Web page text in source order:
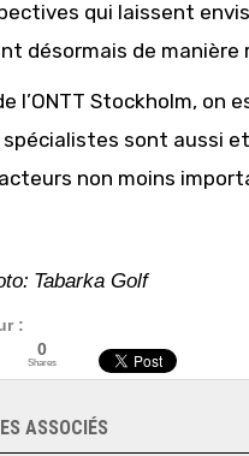
qui laissent
désormais de manière
l’ONTT Stockholm, on
spécialistes sont aussi
non moins
Tabarka Golf
:
0
Shares
ASSOCIÉS